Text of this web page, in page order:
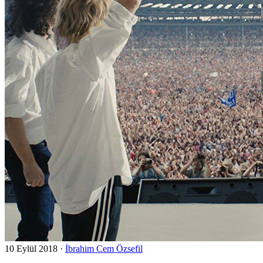
10 Eylül 2018 · İbrahim Cem Özsefil